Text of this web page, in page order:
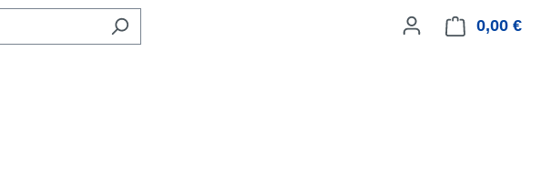
0,00 €